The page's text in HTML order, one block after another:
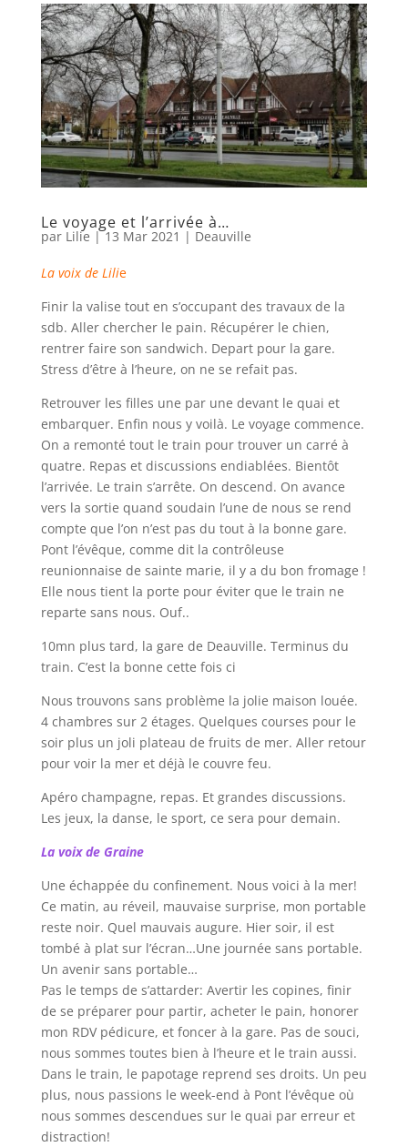
Le voyage et l’arrivée à…
par Lilie |13 Mar 2021 | Deauville
La voix de Lilie
Finir la valise tout en s’occupant des travaux de la
sdb. Aller chercher le pain. Récupérer le chien,
rentrer faire son sandwich. Depart pour la gare.
Stress d’être à l’heure, on ne se refait pas.
Retrouver les filles une par une devant le quai et
embarquer. Enfin nous y voilà. Le voyage commence.
On a remonté tout le train pour trouver un carré à
quatre. Repas et discussions endiablées. Bientôt
l’arrivée. Le train s’arrête. On descend. On avance
vers la sortie quand soudain l’une de nous se rend
compte que l’on n’est pas du tout à la bonne gare.
Pont l’évêque, comme dit la contrôleuse
reunionnaise de sainte marie, il y a du bon fromage !
Elle nous tient la porte pour éviter que le train ne
reparte sans nous. Ouf..
10mn plus tard, la gare de Deauville. Terminus du
train. C’est la bonne cette fois ci
Nous trouvons sans problème la jolie maison louée.
4 chambres sur 2 étages. Quelques courses pour le
soir plus un joli plateau de fruits de mer. Aller retour
pour voir la mer et déjà le couvre feu.
Apéro champagne, repas. Et grandes discussions.
Les jeux, la danse, le sport, ce sera pour demain.
La voix de Graine
Une échappée du confinement. Nous voici à la mer!
Ce matin, au réveil, mauvaise surprise, mon portable
reste noir. Quel mauvais augure. Hier soir, il est
tombé à plat sur l’écran…Une journée sans portable.
Un avenir sans portable…
Pas le temps de s’attarder: Avertir les copines, finir
de se préparer pour partir, acheter le pain, honorer
mon RDV pédicure, et foncer à la gare. Pas de souci,
nous sommes toutes bien à l’heure et le train aussi.
Dans le train, le papotage reprend ses droits. Un peu
plus, nous passions le week-end à Pont l’évêque où
nous sommes descendues sur le quai par erreur et
distraction!